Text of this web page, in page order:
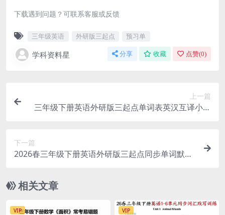
下载遇到问题？可联系客服或反馈
三年级英语 外研版三起点 预习单
学科资料星 分享 收藏 点赞(0)
上一篇
三年级下册英语外研版三起点单词表英汉互译小纸
下一篇
2026春三年级下册英语外研版三起点同步单词默写
相关文章
VIP VIP